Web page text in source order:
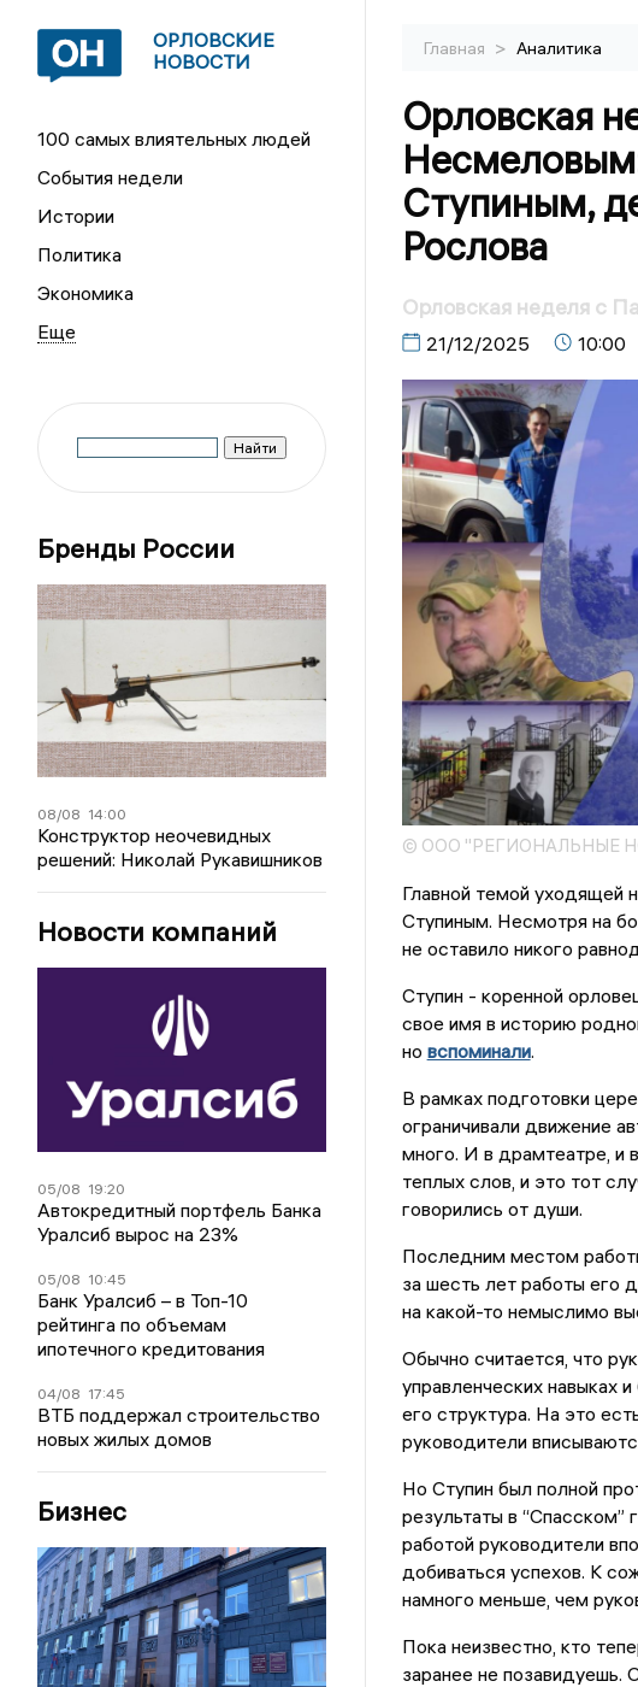
ОРЛОВСКИЕ
НОВОСТИ
100 самых влиятельных людей
События недели
Истории
Политика
Экономика
Бренды России
08/08 14:00
Конструктор неочевидных
решений: Николай Рукавишников
Новости компаний
05/08 19:20
Автокредитный портфель Банка
Уралсиб вырос на 23%
05/08 10:45
Банк Уралсиб – в Топ-10
рейтинга по объемам
ипотечного кредитования
04/08 17:45
ВТБ поддержал строительство
новых жилых домов
Бизнес
Главная > Аналитика
Орловская
Ступиным,
Рослова
Орловская неделя с
21/12/2025 10:00
© ООО "РЕГИОНАЛЬНЫЕ
Главной темой уходящей
Ступиным. Несмотря на
не оставило никого
Ступин - коренной
свое имя в историю
но вспоминали.
В рамках подготовки
ограничивали движение
много. И в драмтеатре, и
теплых слов, и это тот
говорились от души.
Последним местом
за шесть лет работы его
на какой-то немыслимо
Обычно считается, что
управленческих навыках
его структура. На это
руководители
Но Ступин был полной
результаты в “Спасском”
работой руководители
добиваться успехов. К
намного меньше, чем
Пока неизвестно, кто
заранее не позавидуешь.